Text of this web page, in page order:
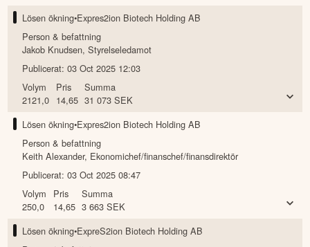
Lösen ökning•Expres2ion Biotech Holding AB
Person & befattning
Jakob Knudsen,Styrelseledamot
Publicerat:03 Oct 2025 12:03
Volym
2121,0
Pris
14,65
Summa
31 073 SEK
Lösen ökning•Expres2ion Biotech Holding AB
Person & befattning
Keith Alexander, Ekonomichef/finanschef/finansdirektör
Publicerat:03 Oct 2025 08:47
Volym
250,0
Pris
14,65
Summa
3 663 SEK
Lösen ökning•ExpreS2ion Biotech Holding AB